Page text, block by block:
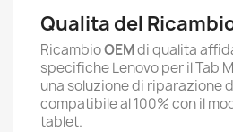
Qualita del
RicambioOEMdi qualita
specifiche Lenovo per il Tab
una soluzione di riparazione
compatibile al 100% con il
tablet.